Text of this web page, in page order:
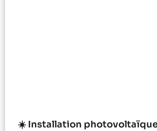
☀️ Installation photovoltaïque